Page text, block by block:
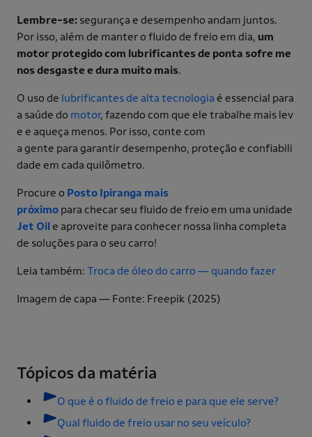
Lembre-se: segurança e desempenho andam juntos.
Por isso, além de manter o fluido de freio em dia, um
motor protegido com lubrificantes de ponta sofre me
nos desgaste e dura muito mais.
O uso de lubrificantes de alta tecnologia é essencial para
a saúde do motor, fazendo com que ele trabalhe mais lev
e e aqueça menos. Por isso, conte com
a gente para garantir desempenho, proteção e confiabili
dade em cada quilômetro.
Procure o Posto Ipiranga mais
próximo para checar seu fluido de freio em uma unidade
Jet Oile aproveite para conhecer nossa linha completa
de soluções para o seu carro!
Leia também: Troca de óleo do carro — quando fazer
Imagem de capa — Fonte: Freepik (2025)
Tópicos da matéria
O que é o fluido de freio e para que ele serve?
Qual fluido de freio usar no seu veículo?